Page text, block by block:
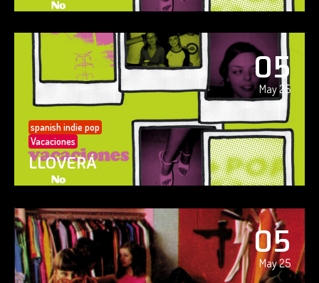
05
May 25
spanish indie pop
Vacaciones
LLOVERÁ
05
May 25